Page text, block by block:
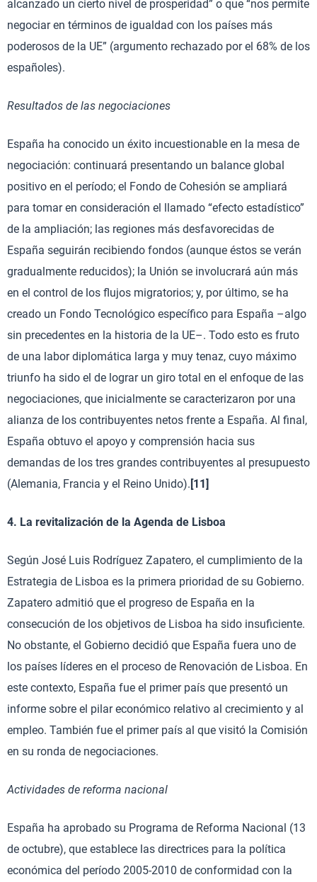
alcanzado un cierto nivel de prosperidad” o que “nos permite
negociar en términos de igualdad con los países más
poderosos de la UE” (argumento rechazado por el 68% de los
españoles).
Resultados de las negociaciones
España ha conocido un éxito incuestionable en la mesa de
negociación: continuará presentando un balance global
positivo en el período; el Fondo de Cohesión se ampliará
para tomar en consideración el llamado “efecto estadístico”
de la ampliación; las regiones más desfavorecidas de
España seguirán recibiendo fondos (aunque éstos se verán
gradualmente reducidos); la Unión se involucrará aún más
en el control de los flujos migratorios; y, por último, se ha
creado un Fondo Tecnológico específico para España –algo
sin precedentes en la historia de la UE–. Todo esto es fruto
de una labor diplomática larga y muy tenaz, cuyo máximo
triunfo ha sido el de lograr un giro total en el enfoque de las
negociaciones, que inicialmente se caracterizaron por una
alianza de los contribuyentes netos frente a España. Al final,
España obtuvo el apoyo y comprensión hacia sus
demandas de los tres grandes contribuyentes al presupuesto
(Alemania, Francia y el Reino Unido). [11]
4. La revitalización de la Agenda de Lisboa
Según José Luis Rodríguez Zapatero, el cumplimiento de la
Estrategia de Lisboa es la primera prioridad de su Gobierno.
Zapatero admitió que el progreso de España en la
consecución de los objetivos de Lisboa ha sido insuficiente.
No obstante, el Gobierno decidió que España fuera uno de
los países líderes en el proceso de Renovación de Lisboa. En
este contexto, España fue el primer país que presentó un
informe sobre el pilar económico relativo al crecimiento y al
empleo. También fue el primer país al que visitó la Comisión
en su ronda de negociaciones.
Actividades de reforma nacional
España ha aprobado su Programa de Reforma Nacional (13
de octubre), que establece las directrices para la política
económica del período 2005-2010 de conformidad con la